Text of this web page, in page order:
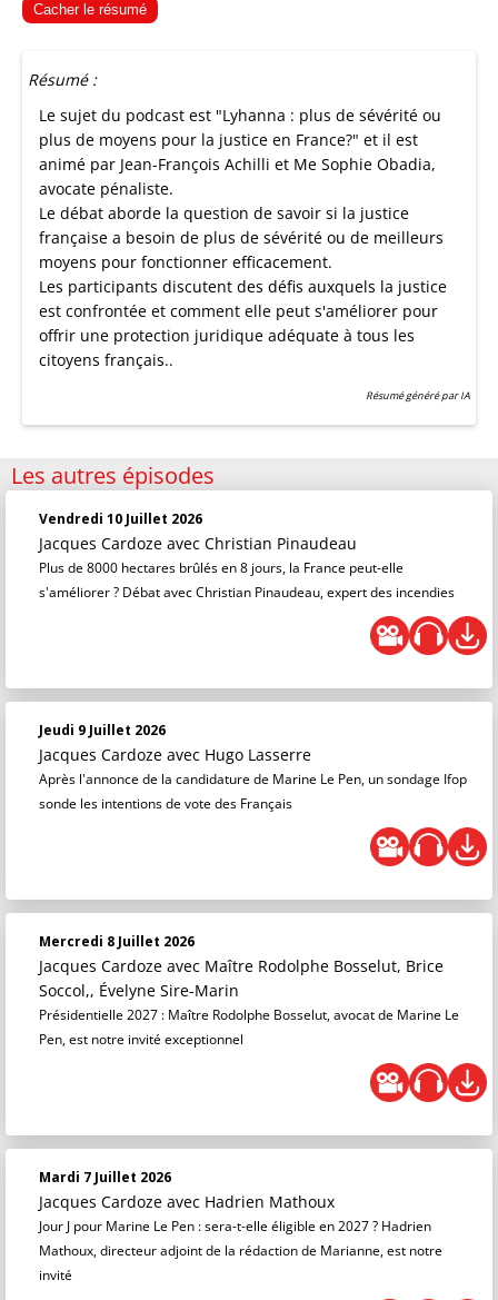
Cacher le résumé
Résumé :
Le sujet du podcast est "Lyhanna : plus de sévérité ou
plus de moyens pour la justice en France?" et il est
animé par Jean-François Achilli et Me Sophie Obadia,
avocate pénaliste.
Le débat aborde la question de savoir si la justice
française a besoin de plus de sévérité ou de meilleurs
moyens pour fonctionner efficacement.
Les participants discutent des défis auxquels la justice
est confrontée et comment elle peut s'améliorer pour
offrir une protection juridique adéquate à tous les
citoyens français..
Résumé généré par IA
Les autres épisodes
Vendredi 10 Juillet 2026
Jacques Cardoze avec Christian Pinaudeau
Plus de 8000 hectares brûlés en 8 jours, la France peut-elle
s'améliorer ? Débat avec Christian Pinaudeau, expert des incendies
Jeudi 9 Juillet 2026
Jacques Cardoze avec Hugo Lasserre
Après l'annonce de la candidature de Marine Le Pen, un sondage Ifop
sonde les intentions de vote des Français
Mercredi 8 Juillet 2026
Jacques Cardoze avec Maître Rodolphe Bosselut, Brice
Soccol,, Évelyne Sire-Marin
Présidentielle 2027 : Maître Rodolphe Bosselut, avocat de Marine Le
Pen, est notre invité exceptionnel
Mardi 7 Juillet 2026
Jacques Cardoze avec Hadrien Mathoux
Jour J pour Marine Le Pen : sera-t-elle éligible en 2027 ? Hadrien
Mathoux, directeur adjoint de la rédaction de Marianne, est notre
invité